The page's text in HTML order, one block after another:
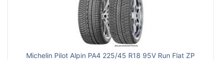
Michelin Pilot Alpin PA4 225/45 R18 95V Run Flat ZP